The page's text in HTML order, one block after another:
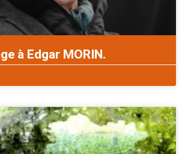
à Edgar MORIN.